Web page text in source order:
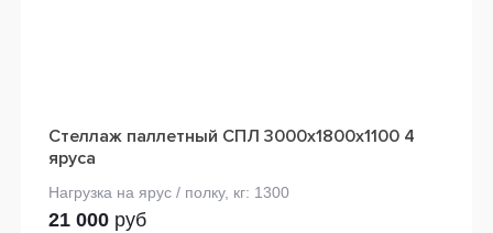
Стеллаж паллетный СПЛ 3000х1800х1100 4
яруса
21 000 руб